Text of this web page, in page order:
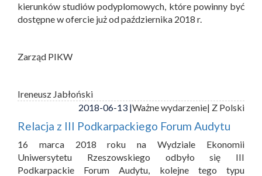
kierunków studiów podyplomowych, które powinny być
dostępne w ofercie już od października 2018 r.
Zarząd PIKW
Ireneusz Jabłoński
2018-06-13 |Ważne wydarzenie| Z Polski
Relacja z III Podkarpackiego Forum Audytu
16 marca 2018 roku na Wydziale Ekonomii
Uniwersytetu Rzeszowskiego odbyło się III
Podkarpackie Forum Audytu, kolejne tego typu